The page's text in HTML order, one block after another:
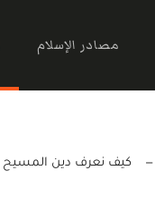
مصادر الإسلام
كيف نعرف دين المسيح